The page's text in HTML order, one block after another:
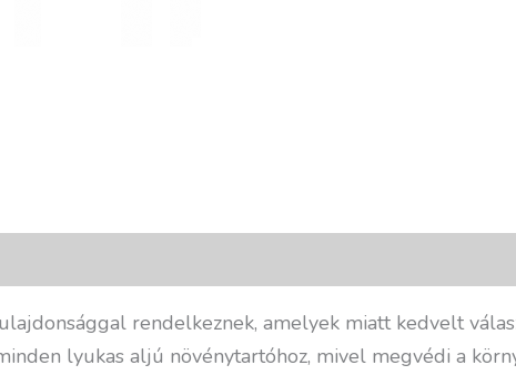
rendelkeznek, amelyek miatt kedvelt
lyukas aljú növénytartóhoz, mivel megvédi a